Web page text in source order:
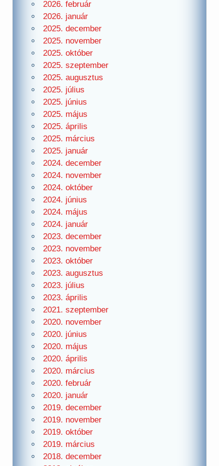
2026. február
2026. január
2025. december
2025. november
2025. október
2025. szeptember
2025. augusztus
2025. július
2025. június
2025. május
2025. április
2025. március
2025. január
2024. december
2024. november
2024. október
2024. június
2024. május
2024. január
2023. december
2023. november
2023. október
2023. augusztus
2023. július
2023. április
2021. szeptember
2020. november
2020. június
2020. május
2020. április
2020. március
2020. február
2020. január
2019. december
2019. november
2019. október
2019. március
2018. december